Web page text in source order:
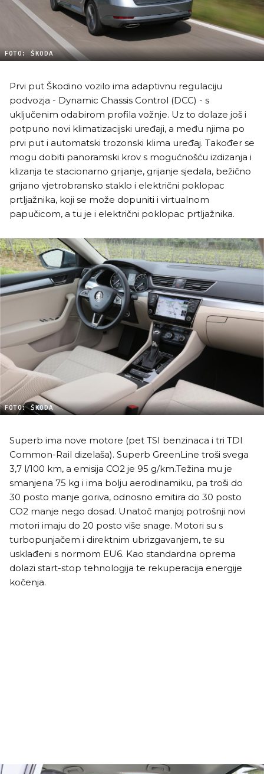
FOTO: ŠKODA
Prvi put Škodino vozilo ima adaptivnu regulaciju
podvozja - Dynamic Chassis Control (DCC) - s
uključenim odabirom profila vožnje. Uz to dolaze još i
potpuno novi klimatizacijski uređaji, a među njima po
prvi put i automatski trozonski klima uređaj. Također se
mogu dobiti panoramski krov s mogućnošću izdizanja i
klizanja te stacionarno grijanje, grijanje sjedala, bežično
grijano vjetrobransko staklo i električni poklopac
prtljažnika, koji se može dopuniti i virtualnom
papučicom, a tu je i električni poklopac prtljažnika.
FOTO: ŠKODA
Superb ima nove motore (pet TSI benzinaca i tri TDI
Common-Rail dizelaša). Superb GreenLine troši svega
3,7 l/100 km, a emisija CO2 je 95 g/km.Težina mu je
smanjena 75 kg i ima bolju aerodinamiku, pa troši do
30 posto manje goriva, odnosno emitira do 30 posto
CO2 manje nego dosad. Unatoč manjoj potrošnji novi
motori imaju do 20 posto više snage. Motori su s
turbopunjačem i direktnim ubrizgavanjem, te su
usklađeni s normom EU6. Kao standardna oprema
dolazi start-stop tehnologija te rekuperacija energije
kočenja.